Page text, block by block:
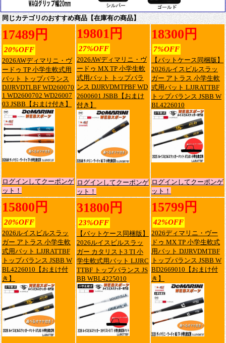
同じカテゴリのおすすめ商品【在庫有の商品】
17489円
20%OFF
2026AWディマリニ・ヴ
ードゥ TP 小学生軟式用
バット トップバランス
DJJRVDTLBF WD260070
1 WD2600702 WD26007
03 JSBB【おまけ付き】
ログインしてクーポンゲ
ット！
19801円
27%OFF
2026AWディマリニ・ヴ
ードゥ MX TP 小学生軟
式用バット トップバラ
ンス DJJRVDMTPBF WD
2600601 JSBB【おまけ
付き】
ログインしてクーポンゲ
ット！
18300円
7%OFF
【バットケース同梱版】
2026ルイスビルスラッ
ガー アトラス 小学生軟
式用バット LJJRATTBF
トップバランス JSBB W
BL4226010
ログインしてクーポンゲ
ット！
15800円
20%OFF
2026ルイスビルスラッ
ガー アトラス 小学生軟
式用バット LJJRATTBF
トップバランス JSBB W
BL4226010【おまけ付
き】
31800円
23%OFF
【バットケース同梱版】
2026ルイスビルスラッ
ガー カタリスト3 TI 小
学生軟式用バット LJJRC
TTBF トップバランス JS
BB WBL4225010
15799円
42%OFF
2026ディマリニ・ヴー
ドゥ MX TP 小学生軟式
用バット DJJRVDMTBF
トップバランス JSBB W
BD2669010【おまけ付
き】